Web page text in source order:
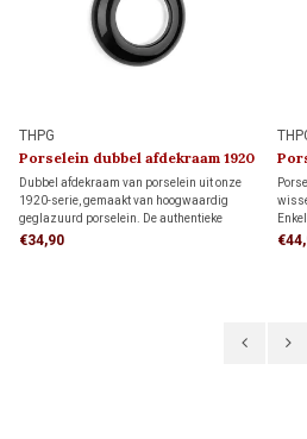
THPG
Porselein dubbel afdekraam 1920
Dubbel afdekraam van porselein uit onze
1920-serie, gemaakt van hoogwaardig
geglazuurd porselein. De authentieke
uitstraling maakt dit afdekraam ideaal voor
€34,90
een